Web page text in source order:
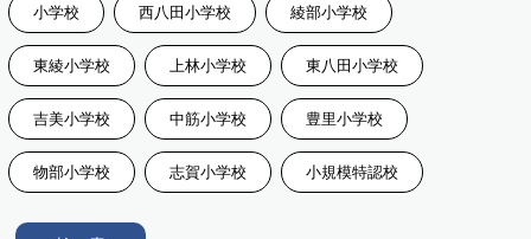
小学校 西八田小学校 綾部小学校
東綾小学校 上林小学校 東八田小学校
吉美小学校 中筋小学校 豊里小学校
物部小学校 志賀小学校 小規模特認校